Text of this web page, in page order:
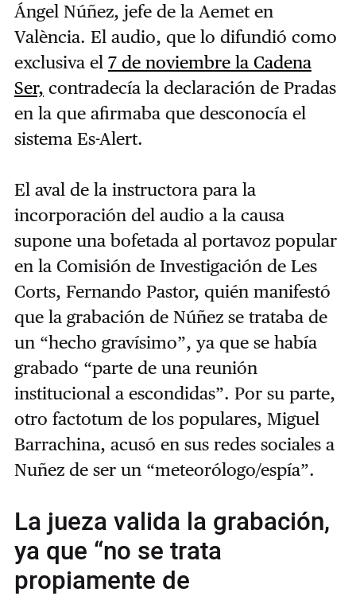
Ángel Núñez, jefe de la Aemet en
València. El audio, que lo difundió como
exclusiva el 7 de noviembre la Cadena
Ser, contradecía la declaración de Pradas
en la que afirmaba que desconocía el
sistema Es-Alert.
El aval de la instructora para la
incorporación del audio a la causa
supone una bofetada al portavoz popular
en la Comisión de Investigación de Les
Corts, Fernando Pastor, quién manifestó
que la grabación de Núñez se trataba de
un “hecho gravísimo”, ya que se había
grabado “parte de una reunión
institucional a escondidas”. Por su parte,
otro factotum de los populares, Miguel
Barrachina, acusó en sus redes sociales a
Nuñez de ser un “meteorólogo/espía”.
La jueza valida la grabación,
ya que “no se trata
propiamente de